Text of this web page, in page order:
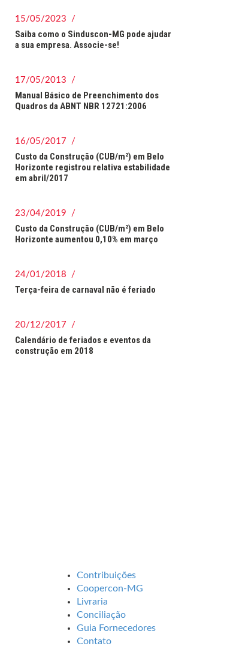
15/05/2023 /
Saiba como o Sinduscon-MG pode ajudar
a sua empresa. Associe-se!
17/05/2013 /
Manual Básico de Preenchimento dos
Quadros da ABNT NBR 12721:2006
16/05/2017 /
Custo da Construção (CUB/m²) em Belo
Horizonte registrou relativa estabilidade
em abril/2017
23/04/2019 /
Custo da Construção (CUB/m²) em Belo
Horizonte aumentou 0,10% em março
24/01/2018 /
Terça-feira de carnaval não é feriado
20/12/2017 /
Calendário de feriados e eventos da
construção em 2018
Contribuições
Coopercon-MG
Livraria
Conciliação
Guia Fornecedores
Contato